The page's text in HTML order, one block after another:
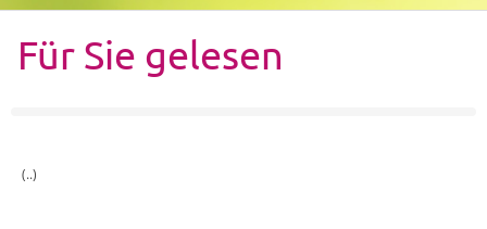
Für Sie gelesen
(..)